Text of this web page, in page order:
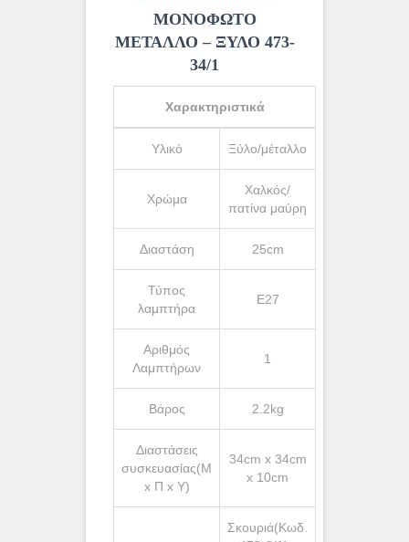
ΜΟΝΟΦΩΤΟ
ΜΕΤΑΛΛΟ – ΞΥΛΟ 473-
34/1
Χαρακτηριστικά
Υλικό Ξύλο/μέταλλο
Χρώμα
Χαλκός/
πατίνα μαύρη
Διαστάση 25cm
Τύπος
λαμπτήρα
Ε27
Αριθμός
Λαμπτήρων
1
Βάρος 2.2kg
Διαστάσεις
συσκευασίας(Μ
x Π x Υ)
34cm x 34cm
x 10cm
Σκουριά(Κωδ.